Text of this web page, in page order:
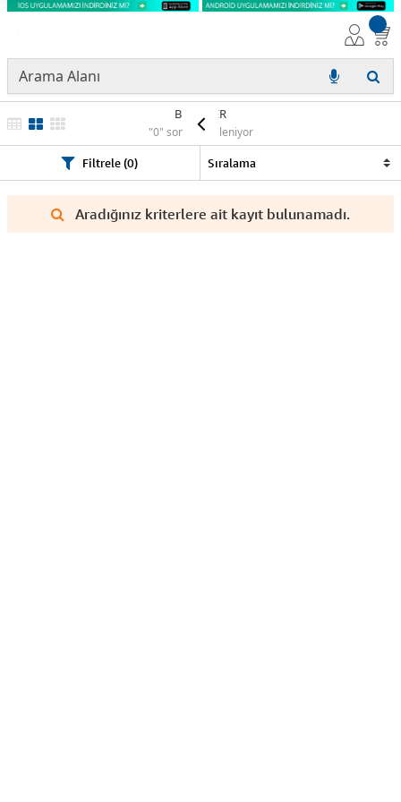
BROTHER
"0" sonuç listeleniyor
Filtrele (0)
Aradığınız kriterlere ait kayıt bulunamadı.